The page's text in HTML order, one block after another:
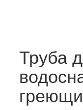
Труба